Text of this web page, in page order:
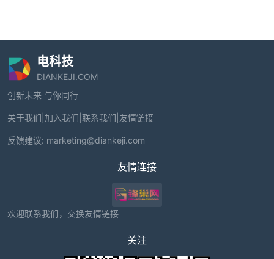
电科技
DIANKEJI.COM
创新未来 与你同行
关于我们 加入我们 联系我们 友情链接
反馈建议: marketing@diankeji.com
友情连接
欢迎联系我们，交换友情链接
关注